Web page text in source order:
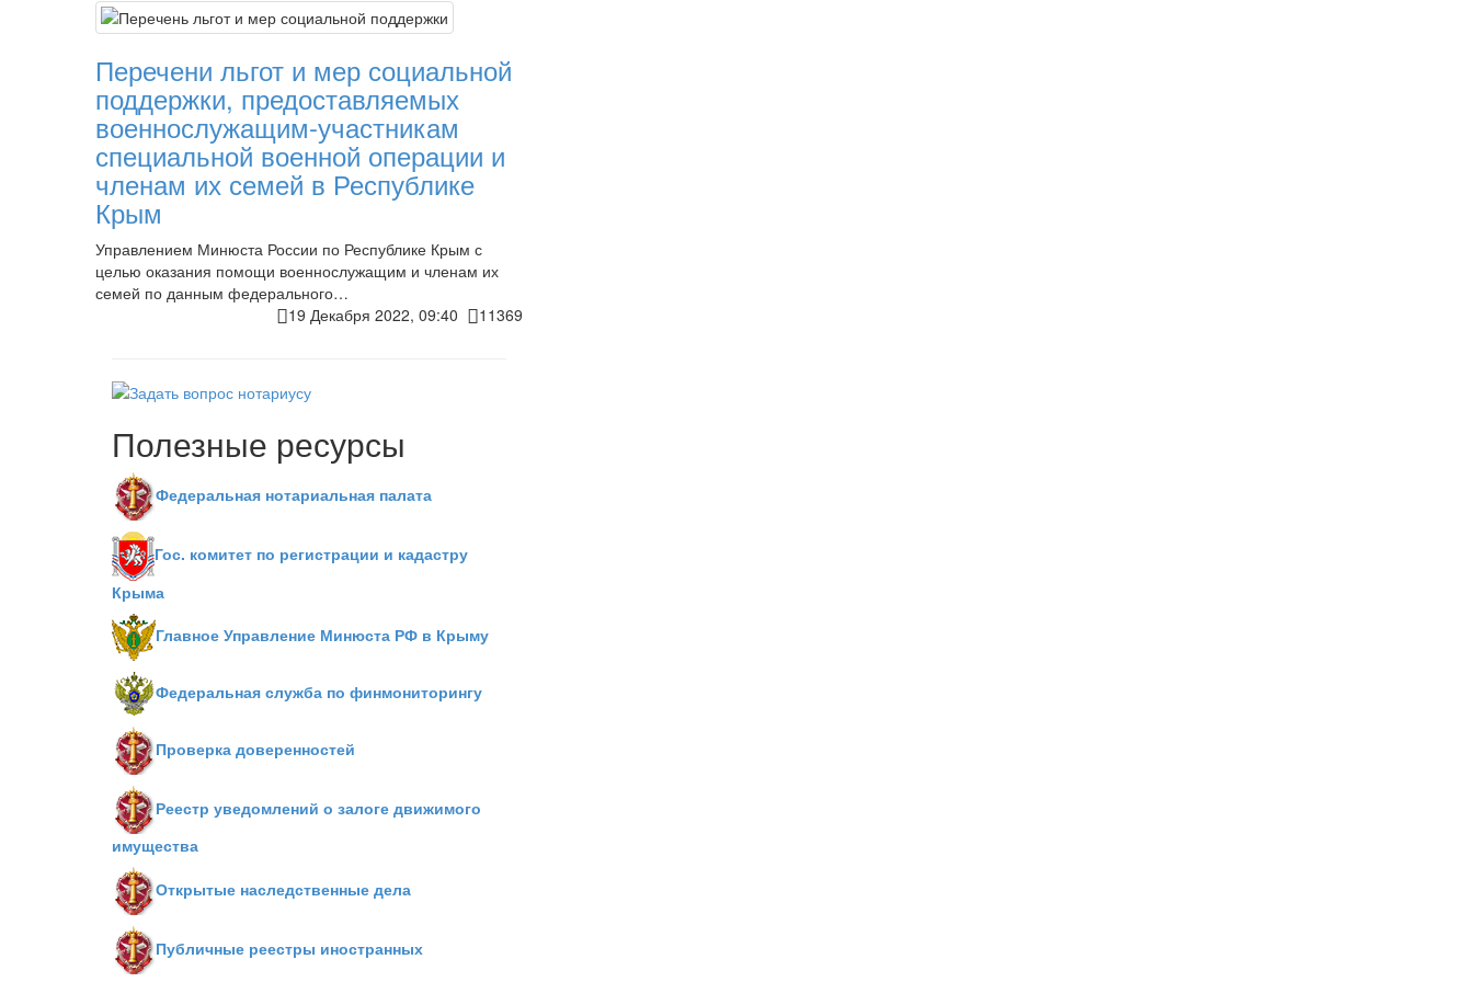
Перечени льгот и мер социальной
поддержки, предоставляемых
военнослужащим-участникам
специальной военной операции и
членам их семей в Республике
Крым
Управлением Минюста России по Республике Крым с
целью оказания помощи военнослужащим и членам их
семей по данным федерального…
19 Декабря 2022, 09:40
11369
Полезные ресурсы
Федеральная нотариальная палата
Гос. комитет по регистрации и кадастру
Крыма
Главное Управление Минюста РФ в Крыму
Федеральная служба по финмониторингу
Проверка доверенностей
Реестр уведомлений о залоге движимого
имущества
Открытые наследственные дела
Публичные реестры иностранных